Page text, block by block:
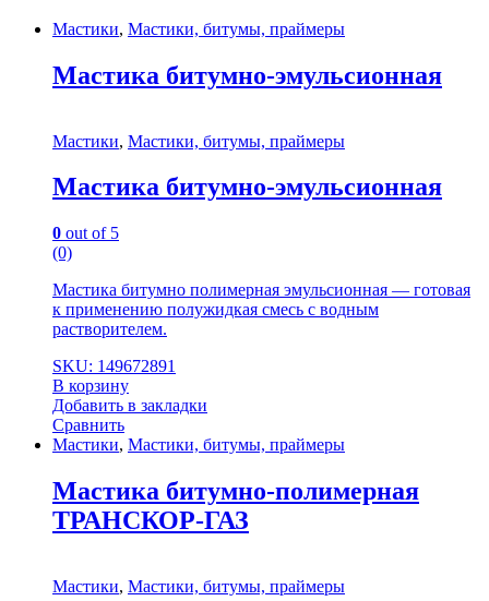
Мастики, Мастики, битумы, праймеры
Мастика битумно-эмульсионная
Мастики, Мастики, битумы, праймеры
Мастика битумно-эмульсионная
0 out of 5
(0)
Мастика битумно полимерная эмульсионная — готовая
к применению полужидкая смесь с водным
растворителем.
SKU: 149672891
В корзину
Добавить в закладки
Сравнить
Мастики, Мастики, битумы, праймеры
Мастика битумно-полимерная
ТРАНСКОР-ГАЗ
Мастики, Мастики, битумы, праймеры